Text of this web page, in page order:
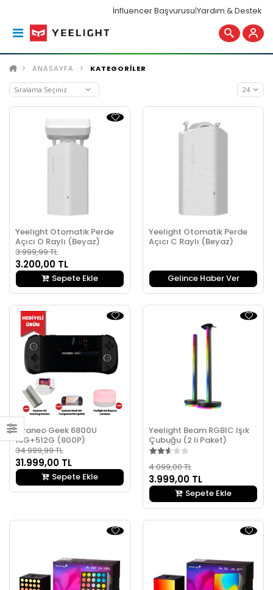
İnfluencer Başvurusu|Yardım & Destek
ANASAYFA KATEGORİLER
Yeelight Otomatik Perde
Açıcı O Raylı (Beyaz)
3.999,99 TL
3.200,00 TL
Sepete Ekle
Yeelight Otomatik Perde
Açıcı C Raylı (Beyaz)
Gelince Haber Ver
Ayaneo Geek 6800U
16G+512G (800P)
34.999,99 TL
31.999,00 TL
Sepete Ekle
Yeelight Beam RGBIC Işık
Çubuğu (2 li Paket)
4.099,00 TL
3.999,00 TL
Sepete Ekle